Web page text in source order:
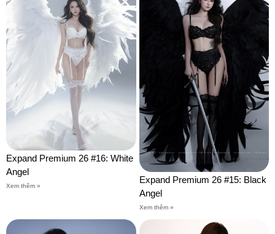
Expand Premium 26 #16: White
Angel
Xem thêm »
Expand Premium 26 #15: Black
Angel
Xem thêm »